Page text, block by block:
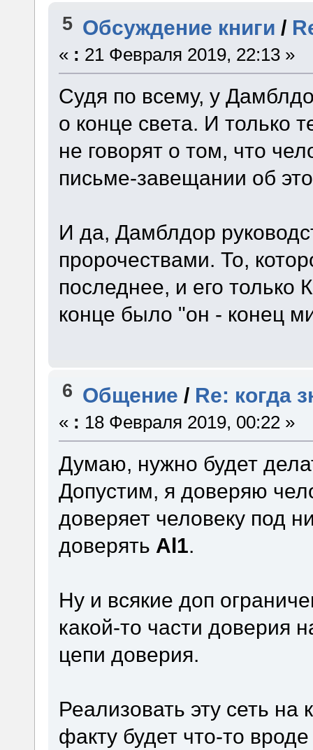
5 Обсуждение книги /
« : 21 Февраля 2019, 22:13 »
Судя по всему, у
о конце света. И только
не говорят о том, что
письме-завещании об
И да, Дамблдор
пророчествами. То,
последнее, и его
конце было "он - конец
6 Общение / Re: когда
« : 18 Февраля 2019, 00:22 »
Думаю, нужно будет
Допустим, я доверяю
доверяет человеку под
доверять Al1.
Ну и всякие доп
какой-то части доверия
цепи доверия.
Реализовать эту сеть
факту будет что-то